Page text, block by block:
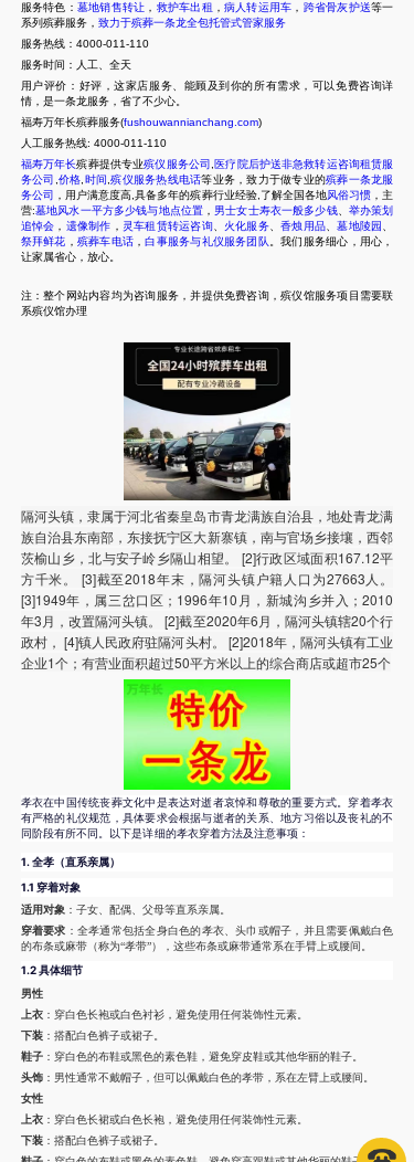
服务特色： 墓地销售转让 ， 救护车出租 ， 病人转运用车 ， 跨省骨灰护送等一
系列殡葬服务， 致力于殡葬一条龙全包托管式管家服务
服务热线：4000-011-110
服务时间：人工、全天
用户评价：好评，这家店服务、能顾及到你的所有需求，可以免费咨询详
情，是一条龙服务，省了不少心。
福寿万年长殡葬服务(fushouwannianchang.com)
人工服务热线: 4000-011-110
福寿万年长殡葬提供专业殡仪服务公司 医疗院后护送非急救转运咨询租赁服
务公司 价格 时间 殡仪服务热线电话等业务，致力于做专业的殡葬一条龙服
务公司
，用户满意度高,具备多年的殡葬行业经验,了解全国各地风俗习惯 ，主
营:墓地风水一平方多少钱与地点位置 ， 男士女士寿衣一般多少钱、 举办策划
追悼会 ， 遗像制作 ， 灵车租赁转运咨询、 火化服务、香烛用品 、墓地陵园
祭拜鲜花 ， 殡葬车电话 ，白事服务与礼仪服务团队
。我们服务细心，用心，
让家属省心，放心。
注：整个网站内容均为咨询服务，并提供免费咨询，殡仪馆服务项目需要联
系殡仪馆办理
隔河头镇，隶属于河北省秦皇岛市青龙满族自治县，地处青龙满
族自治县东南部，东接抚宁区大新寨镇，南与官场乡接壤，西邻
茨榆山乡，北与安子岭乡隔山相望。 [2]行政区域面积167.12平
方千米。 [3]截至2018年末，隔河头镇户籍人口为27663人。
[3]1949年，属三岔口区；1996年10月，新城沟乡并入；2010
年3月，改置隔河头镇。 [2]截至2020年6月，隔河头镇辖20个行
政村， [4]镇人民政府驻隔河头村。 [2]2018年，隔河头镇有工业
企业1个；有营业面积超过50平方米以上的综合商店或超市25个
孝衣在中国传统丧葬文化中是表达对逝者哀悼和尊敬的重要方式。穿着孝衣
有严格的礼仪规范，具体要求会根据与逝者的关系、地方习俗以及丧礼的不
同阶段有所不同。以下是详细的孝衣穿着方法及注意事项：
1. 全孝（直系亲属）
1.1 穿着对象
适用对象：子女、配偶、父母等直系亲属。
穿着要求 ：全孝通常包括全身白色的孝衣、头巾或帽子，并且需要佩戴白色
的布条或麻带（称为“孝带”），这些布条或麻带通常系在手臂上或腰间。
1.2 具体细节
男性
上衣：穿白色长袍或白色衬衫，避免使用任何装饰性元素。
下装：搭配白色裤子或裙子。
鞋子：穿白色的布鞋或黑色的素色鞋，避免穿皮鞋或其他华丽的鞋子。
头饰：男性通常不戴帽子，但可以佩戴白色的孝带，系在左臂上或腰间。
女性
上衣：穿白色长裙或白色长袍，避免使用任何装饰性元素。
下装：搭配白色裤子或裙子。